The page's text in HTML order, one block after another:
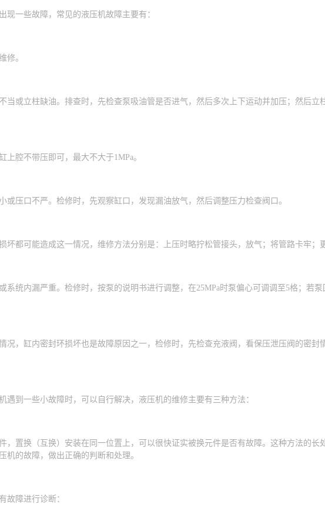
现一些故障，常见的液压机故障主要有：
修。
当或立柱缺油。排查时，先检查泵吸油管是否进气，然后多次上下运动并加压；然后立
腔不带压即可，最大不大于1MPa。
或压口不严。检修时，先观察缸口，发现漏油放气，然后调整压力检查阀口。
坏都可能造成这一情况，维修方法分别是：上压时略拧松管接头，放气；将管路卡牢；
统内漏严重。检修时，按泵的说明书进行调整，在25MPa时泵偏心可调调至5格；若泵
况，缸内密封环损坏也是故障原因之一，检修时，先检查充液阀，看保压泄压阀的密封
到一些小故障时，可以自行解决，液压机的维修主要有三种方法：
，置换（互换）安装在同一位置上，可以很快证实被换元件是否有故障。这种方法的长
机的故障，做出正确的判断和处理。
故障进行诊断：